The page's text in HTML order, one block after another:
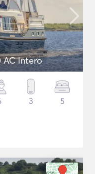
AC Intero
3 5